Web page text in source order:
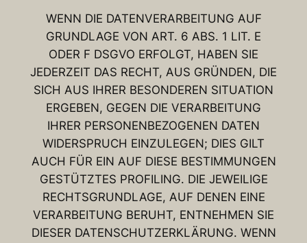
WENN DIE DATENVERARBEITUNG AUF
GRUNDLAGE VON ART. 6 ABS. 1 LIT. E
ODER F DSGVO ERFOLGT, HABEN SIE
JEDERZEIT DAS RECHT, AUS GRÜNDEN, DIE
SICH AUS IHRER BESONDEREN SITUATION
ERGEBEN, GEGEN DIE VERARBEITUNG
IHRER PERSONENBEZOGENEN DATEN
WIDERSPRUCH EINZULEGEN; DIES GILT
AUCH FÜR EIN AUF DIESE BESTIMMUNGEN
GESTÜTZTES PROFILING. DIE JEWEILIGE
RECHTSGRUNDLAGE, AUF DENEN EINE
VERARBEITUNG BERUHT, ENTNEHMEN SIE
DIESER DATENSCHUTZERKLÄRUNG. WENN